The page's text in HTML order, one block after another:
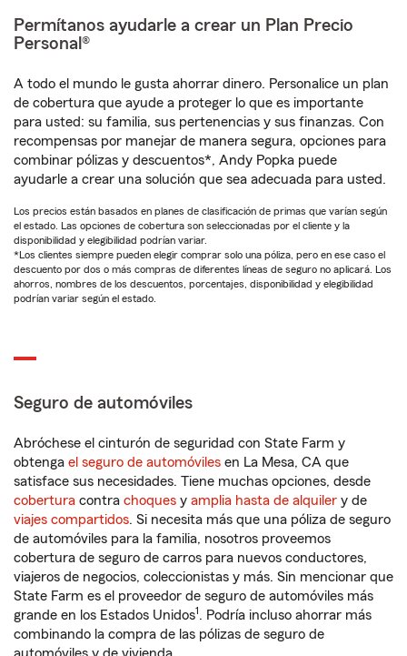
Permítanos ayudarle a crear un Plan Precio
Personal®
A todo el mundo le gusta ahorrar dinero. Personalice un plan
de cobertura que ayude a proteger lo que es importante
para usted: su familia, sus pertenencias y sus finanzas. Con
recompensas por manejar de manera segura, opciones para
combinar pólizas y descuentos*, Andy Popka puede
ayudarle a crear una solución que sea adecuada para usted.
Los precios están basados en planes de clasificación de primas que varían según
el estado. Las opciones de cobertura son seleccionadas por el cliente y la
disponibilidad y elegibilidad podrían variar.
*Los clientes siempre pueden elegir comprar solo una póliza, pero en ese caso el
descuento por dos o más compras de diferentes líneas de seguro no aplicará. Los
ahorros, nombres de los descuentos, porcentajes, disponibilidad y elegibilidad
podrían variar según el estado.
Seguro de automóviles
Abróchese el cinturón de seguridad con State Farm y
obtenga el seguro de automóviles en La Mesa, CA que
satisface sus necesidades. Tiene muchas opciones, desde
cobertura contra choques y amplia hasta de alquiler y de
viajes compartidos. Si necesita más que una póliza de seguro
de automóviles para la familia, nosotros proveemos
cobertura de seguro de carros para nuevos conductores,
viajeros de negocios, coleccionistas y más. Sin mencionar que
State Farm es el proveedor de seguro de automóviles más
grande en los Estados Unidos1. Podría incluso ahorrar más
combinando la compra de las pólizas de seguro de